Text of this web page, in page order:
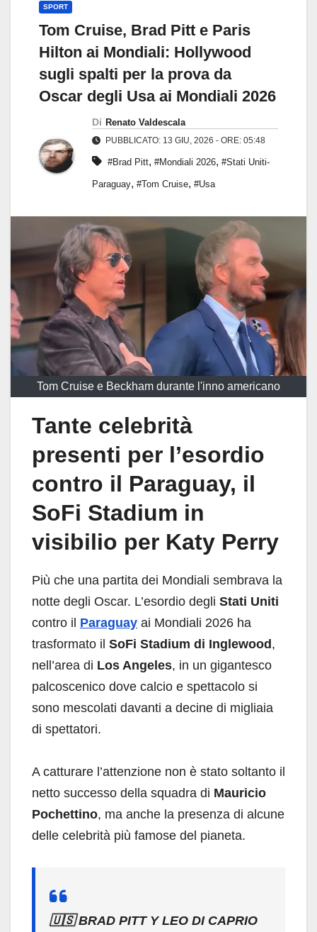
SPORT
Tom Cruise, Brad Pitt e Paris
Hilton ai Mondiali: Hollywood
sugli spalti per la prova da
Oscar degli Usa ai Mondiali 2026
Di Renato Valdescala
PUBBLICATO: 13 GIU, 2026 - ORE: 05:48
#Brad Pitt, #Mondiali 2026, #Stati Uniti-
Paraguay, #Tom Cruise, #Usa
Tom Cruise e Beckham durante l'inno americano
Tante celebrità
presenti per l’esordio
contro il Paraguay, il
SoFi Stadium in
visibilio per Katy Perry
Più che una partita dei Mondiali sembrava la
notte degli Oscar. L’esordio degli Stati Uniti
contro il Paraguay ai Mondiali 2026 ha
trasformato il SoFi Stadium di Inglewood ,
nell’area di Los Angeles, in un gigantesco
palcoscenico dove calcio e spettacolo si
sono mescolati davanti a decine di migliaia
di spettatori.
A catturare l’attenzione non è stato soltanto il
netto successo della squadra di Mauricio
Pochettino, ma anche la presenza di alcune
delle celebrità più famose del pianeta.
🇺🇸 BRAD PITT Y LEO DI CAPRIO